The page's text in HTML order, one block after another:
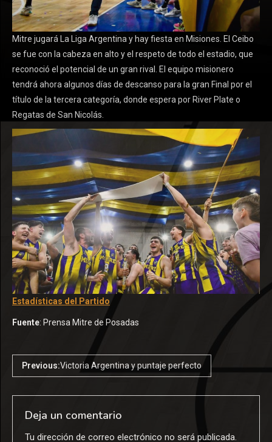
Mitre jugará La Liga Argentina y hay fiesta en Misiones. El Ceibo
se fue con la cabeza en alto y el respeto de todo el estadio, que
reconoció el potencial de un gran rival. El equipo misionero
tendrá ahora algunos días de descanso para la gran Final por el
título de la tercera categoría, donde espera por River Plate o
Regatas de San Nicolás.
Estadísticas del Partido
Fuente: Prensa Mitre de Posadas
Previous:Victoria Argentina y puntaje perfecto
Deja un comentario
Tu dirección de correo electrónico no será publicada.